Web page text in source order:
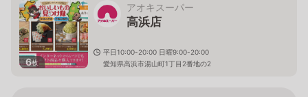
6枚
アオキスーパー
高浜店
平日10:00-20:00 日曜9:00-20:00
愛知県高浜市湯山町1丁目2番地の2